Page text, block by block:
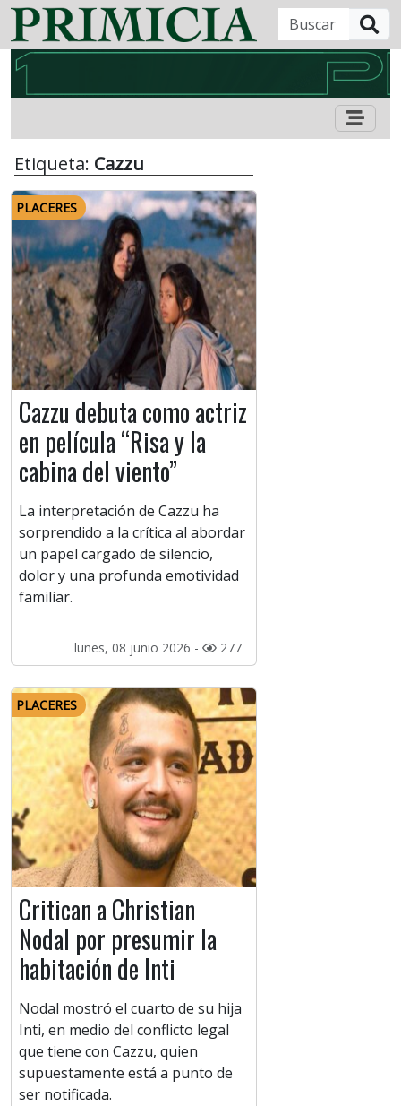
Etiqueta: Cazzu
PLACERES
Cazzu debuta como actriz
en película “Risa y la
cabina del viento”
La interpretación de Cazzu ha
sorprendido a la crítica al abordar
un papel cargado de silencio,
dolor y una profunda emotividad
familiar.
lunes, 08 junio 2026 - 277
PLACERES
Critican a Christian
Nodal por presumir la
habitación de Inti
Nodal mostró el cuarto de su hija
Inti, en medio del conflicto legal
que tiene con Cazzu, quien
supuestamente está a punto de
ser notificada.